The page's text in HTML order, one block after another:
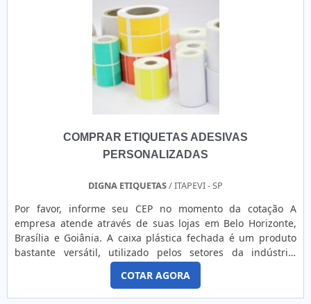
melhores profissionais e instalações. Assim, conquistando a
confiança e a satisfação dos clientes, que são os maiores
objetivos da marca. A FKX Etiquetas e Rótulos é uma
empresa que tem sido preferência no segmento pela
idoneidade em tudo que faz, garantindo uma entrega de
excelência de ponta a ponta..
COMPRAR ETIQUETAS ADESIVAS
PERSONALIZADAS
DIGNA ETIQUETAS/ ITAPEVI - SP
Por favor, informe seu CEP no momento da cotação A
empresa atende através de suas lojas em Belo Horizonte,
Brasília e Goiânia. A caixa plástica fechada é um produto
bastante versátil, utilizado pelos setores da indústria,
comércio e serviços. Serve para acondicionar, transportar e
organizar matérias-primas para a indústria ou peças
acabadas, bem como alimentos, bebidas, medicamentos
COTAR AGORA